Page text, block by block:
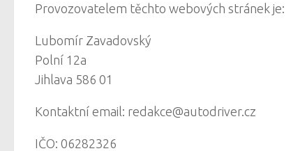
Provozovatelem těchto webových stránek je:
Lubomír Zavadovský
Polní 12a
Jihlava 586 01
Kontaktní email: redakce@autodriver.cz
IČO: 06282326